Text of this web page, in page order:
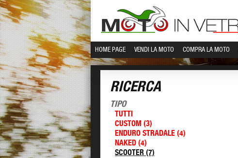
HOME PAGE VENDI LA MOTO COMPRA LA MOTO
RICERCA
TIPO
TUTTI
CUSTOM (3)
ENDURO STRADALE (4)
NAKED (4)
SCOOTER (7)